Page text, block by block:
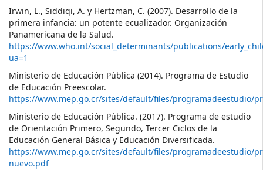
Irwin, L., Siddiqi, A. y Hertzman, C. (2007). Desarrollo de la
primera infancia: un potente ecualizador. Organización
Panamericana de la Salud.
https://www.who.int/social_determinants/publications/
ua=1
Ministerio de Educación Pública (2014). Programa de Estudio
de Educación Preescolar.
https://www.mep.go.cr/sites/default/files/programadeestudio/
Ministerio de Educación Pública. (2017). Programa de estudio
de Orientación Primero, Segundo, Tercer Ciclos de la
Educación General Básica y Educación Diversificada.
https://www.mep.go.cr/sites/default/files/programadeestudio/
nuevo.pdf